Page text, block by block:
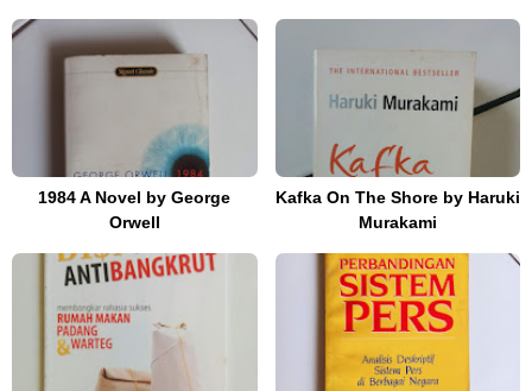
1984 A Novel by George
Orwell
Kafka On The Shore by Haruki
Murakami